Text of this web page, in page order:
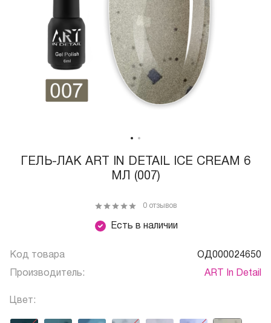
ГЕЛЬ-ЛАК ART IN DETAIL ICE CREAM 6
МЛ (007)
Есть в наличии
0 отзывов
Код товара ОД000024650
Производитель: ART In Detail
Цвет: